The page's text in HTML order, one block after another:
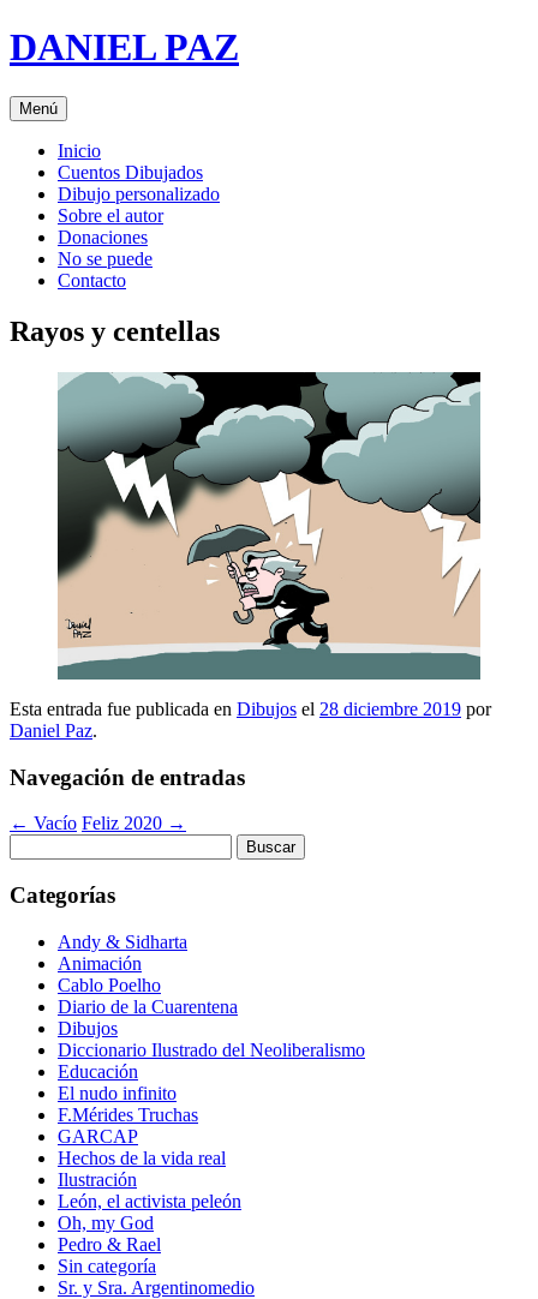
Saltar
al
DANIEL PAZ
Menú
Inicio
Cuentos Dibujados
Dibujo personalizado
Sobre el autor
Donaciones
No se puede
Contacto
Rayos y centellas
Esta entrada fue publicada en Dibujos el 28 diciembre 2019 por
Daniel Paz.
Navegación de entradas
← Vacío Feliz 2020 →
Categorías
Andy & Sidharta
Animación
Cablo Poelho
Diario de la Cuarentena
Dibujos
Diccionario Ilustrado del Neoliberalismo
Educación
El nudo infinito
F.Mérides Truchas
GARCAP
Hechos de la vida real
Ilustración
León, el activista peleón
Oh, my God
Pedro & Rael
Sin categoría
Sr. y Sra. Argentinomedio